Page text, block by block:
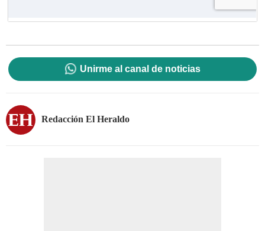
Unirme al canal de noticias
Redacción El Heraldo